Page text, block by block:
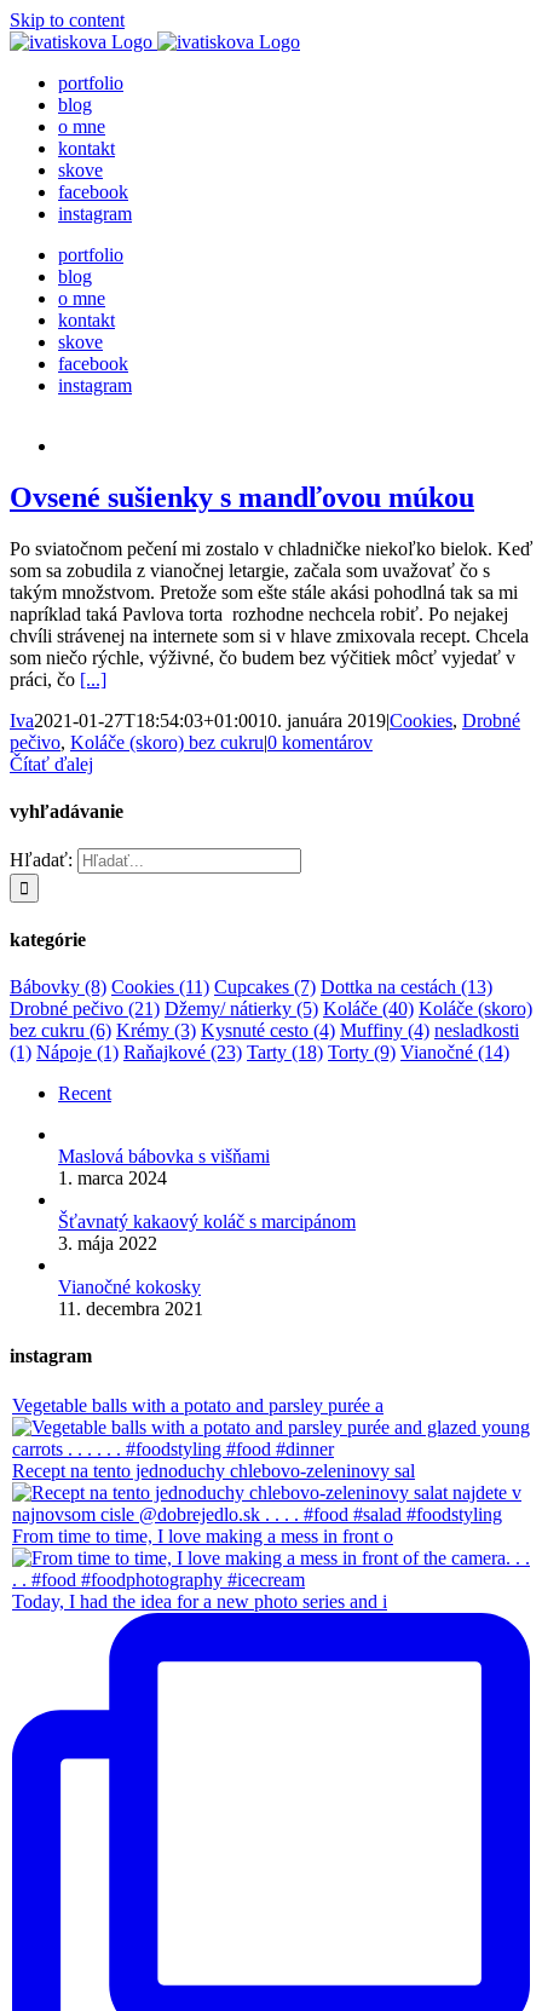
Skip to content
portfolio
blog
o mne
kontakt
skove
facebook
instagram
portfolio
blog
o mne
kontakt
skove
facebook
instagram
Ovsené sušienky s mandľovou múkou
Po sviatočnom pečení mi zostalo v chladničke niekoľko bielok. Keď
som sa zobudila z vianočnej letargie, začala som uvažovať čo s
takým množstvom. Pretože som ešte stále akási pohodlná tak sa mi
napríklad taká Pavlova torta rozhodne nechcela robiť. Po nejakej
chvíli strávenej na internete som si v hlave zmixovala recept. Chcela
som niečo rýchle, výživné, čo budem bez výčitiek môcť vyjedať v
práci, čo [...]
Iva2021-01-27T18:54:03+01:0010. januára 2019|Cookies, Drobné
pečivo, Koláče (skoro) bez cukru|0 komentárov
Čítať ďalej
vyhľadávanie
Hľadať:
kategórie
Bábovky (8) Cookies (11) Cupcakes (7) Dottka na cestách (13)
Drobné pečivo (21) Džemy/ nátierky (5) Koláče (40) Koláče (skoro)
bez cukru (6) Krémy (3) Kysnuté cesto (4) Muffiny (4) nesladkosti
(1) Nápoje (1) Raňajkové (23) Tarty (18) Torty (9) Vianočné (14)
Recent
Maslová bábovka s višňami
1. marca 2024
Šťavnatý kakaový koláč s marcipánom
3. mája 2022
Vianočné kokosky
11. decembra 2021
instagram
Vegetable balls with a potato and parsley purée a
Recept na tento jednoduchy chlebovo-zeleninovy sal
From time to time, I love making a mess in front o
Today, I had the idea for a new photo series and i